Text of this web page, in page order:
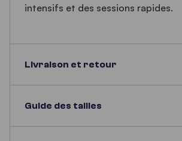
intensifs et des sessions rapides.
Livraison et retour
Guide des tailles